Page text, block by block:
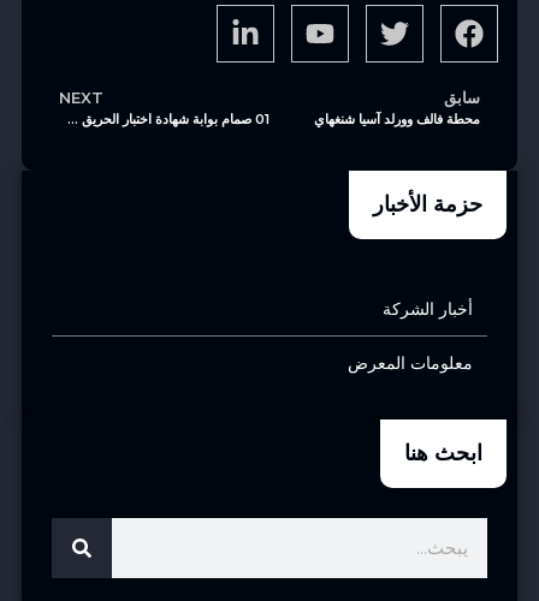
سابق
محطة فالف وورلد آسيا شنغهاي
NEXT
01 صمام بوابة شهادة اختبار الحريق 2205 API6FA-2020 Z40H-300LB-2 WCB
حزمة الأخبار
أخبار الشركة
معلومات المعرض
ابحث هنا